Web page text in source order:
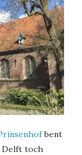
bent
Delft toch